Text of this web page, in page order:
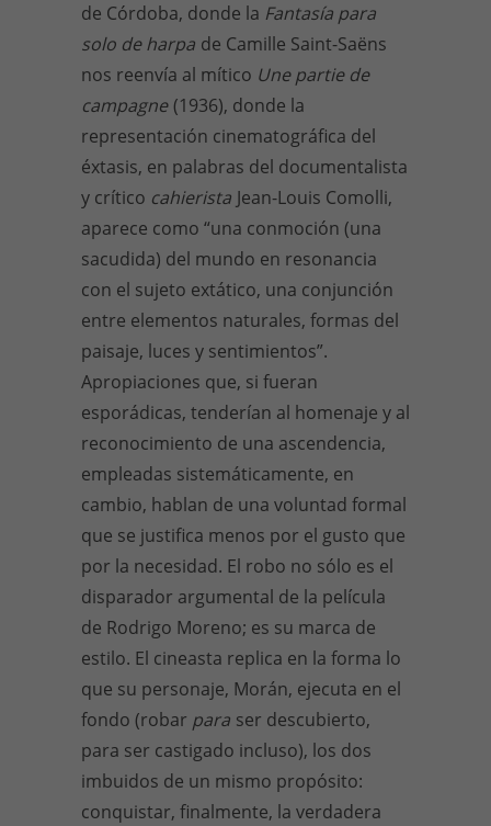
de Córdoba, donde la Fantasía para
solo de harpa de Camille Saint-Saëns
nos reenvía al mítico Une partie de
campagne(1936), donde la
representación cinematográfica del
éxtasis, en palabras del documentalista
y crítico cahierista Jean-Louis Comolli,
aparece como “una conmoción (una
sacudida) del mundo en resonancia
con el sujeto extático, una conjunción
entre elementos naturales, formas del
paisaje, luces y sentimientos”.
Apropiaciones que, si fueran
esporádicas, tenderían al homenaje y al
reconocimiento de una ascendencia,
empleadas sistemáticamente, en
cambio, hablan de una voluntad formal
que se justifica menos por el gusto que
por la necesidad. El robo no sólo es el
disparador argumental de la película
de Rodrigo Moreno; es su marca de
estilo. El cineasta replica en la forma lo
que su personaje, Morán, ejecuta en el
fondo (robar para ser descubierto,
para ser castigado incluso), los dos
imbuidos de un mismo propósito:
conquistar, finalmente, la verdadera